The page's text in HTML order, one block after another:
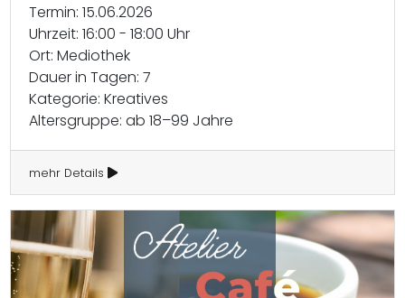
Termin: 15.06.2026
Uhrzeit: 16:00 - 18:00 Uhr
Ort: Mediothek
Dauer in Tagen: 7
Kategorie: Kreatives
Altersgruppe: ab 18–99 Jahre
mehr Details